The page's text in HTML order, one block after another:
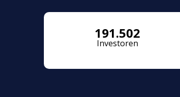
191.502
Investoren